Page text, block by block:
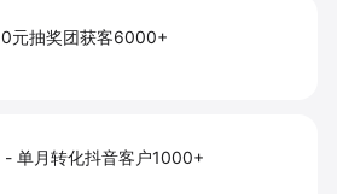
0元抽奖团获客6000+
- 单月转化抖音客户1000+